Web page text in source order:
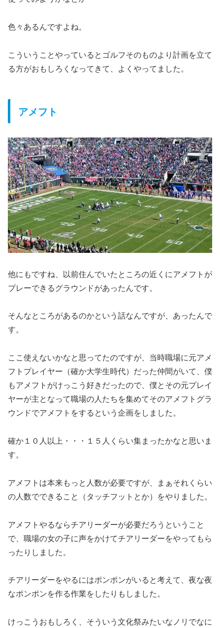
色々あるんですよね。
こういうことやっているとゴルフそのものより計画を立て
る方がおもしろくなってきて、よくやってました。
アメフト
他にもですね、以前住んでいたところの近くにアメフトが
プレーできるグラウンドがあったんです。
そんなところがあるのかという話なんですが、あったんで
す。
ここ使えないかなと思ってたのですが、当時職場に元アメ
フトプレイヤー（確か大学生時代）だった仲間がいて、僕
もアメフトがけっこう好きだったので、僕とその元プレイ
ヤーが主となって職場の人たちを集めてそのアメフトグラ
ウンドでアメフトをするという企画をしました。
確か１０人以上・・・１５人くらい集まったかなと思いま
す。
アメフトは本来もっと人数が必要ですが、まぁそれくらい
の人数でできること（タッチフットとか）をやりました。
アメフトやるならチアリーダーが必要だろうということ
で、職場の女の子に声をかけてチアリーダーをやってもら
ったりしました。
チアリーダーをやるにはポンポンがいると考えて、夜な夜
なポンポンを作る作業をしたりもしました。
けっこうおもしろく、そういう文化祭みたいなノリでなに